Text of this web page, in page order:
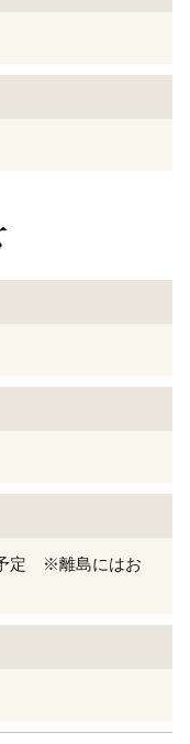
定 ※離島にはお